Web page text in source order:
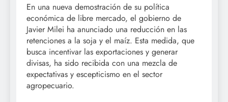
En una nueva demostración de su política
económica de libre mercado, el gobierno de
Javier Milei ha anunciado una reducción en las
retenciones a la soja y el maíz. Esta medida, que
busca incentivar las exportaciones y generar
divisas, ha sido recibida con una mezcla de
expectativas y escepticismo en el sector
agropecuario.